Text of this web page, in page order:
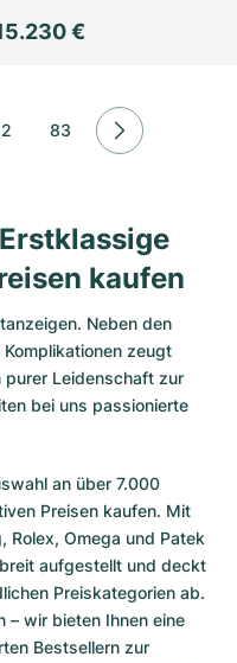
€
83
kaufen
Neben den
zeugt
purer Leidenschaft zur
bei uns passionierte
an über 7.000
Preisen kaufen. Mit
Rolex, Omega und Patek
aufgestellt und deckt
Preiskategorien ab.
– wir bieten Ihnen eine
Bestsellern zur